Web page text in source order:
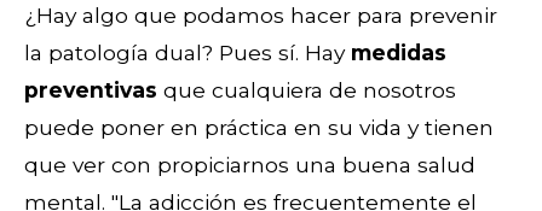
¿Hay algo que podamos hacer para prevenir
la patología dual? Pues sí. Hay medidas
preventivas que cualquiera de nosotros
puede poner en práctica en su vida y tienen
que ver con propiciarnos una buena salud
mental. "La adicción es frecuentemente el